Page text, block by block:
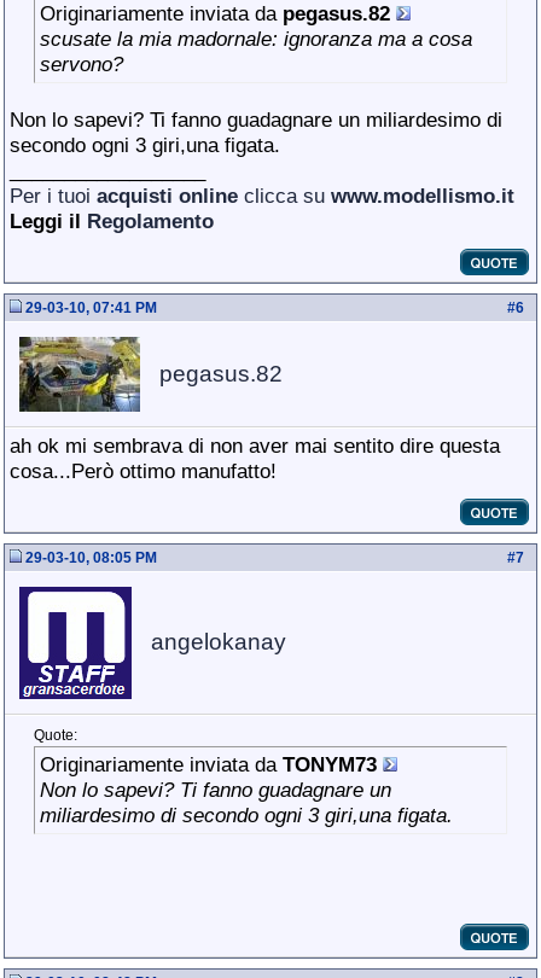
Originariamente inviata da pegasus.82
scusate la mia madornale: ignoranza ma a cosa
servono?
Non lo sapevi? Ti fanno guadagnare un miliardesimo di
secondo ogni 3 giri,una figata.
Per i tuoi acquisti online clicca su www.modellismo.it
Leggi il Regolamento
#6
29-03-10, 07:41 PM
pegasus.82
ah ok mi sembrava di non aver mai sentito dire questa
cosa...Però ottimo manufatto!
#7
29-03-10, 08:05 PM
angelokanay
Quote:
Originariamente inviata da TONYM73
Non lo sapevi? Ti fanno guadagnare un
miliardesimo di secondo ogni 3 giri,una figata.